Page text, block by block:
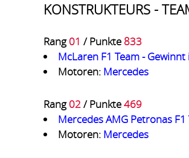
KONSTRUKTEURS -
Rang01 / Punkte 833
McLaren F1 Team - Gewinnt
Motoren: Mercedes
Rang02/ Punkte469
Mercedes AMG Petronas F1
Motoren: Mercedes